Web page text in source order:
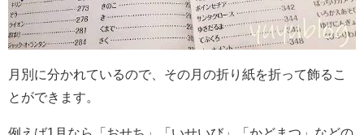
月別に分かれているので、その月の折り紙を折って飾るこ
とができます。
例えば1月なら「おせち」「いせいび」「かどまつ」などの